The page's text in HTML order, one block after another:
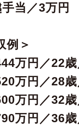
当／3万円
例＞
万円／22
万円／28
万円／32
万円／36